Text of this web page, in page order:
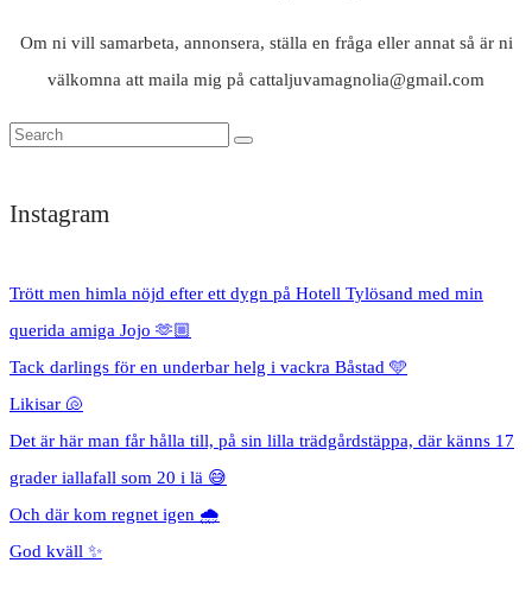
Om ni vill samarbeta, annonsera, ställa en fråga eller annat så är ni
välkomna att maila mig på cattaljuvamagnolia@gmail.com
Instagram
Trött men himla nöjd efter ett dygn på Hotell Tylösand med min
querida amiga Jojo 🫶🏼
Tack darlings för en underbar helg i vackra Båstad 🩵
Likisar 🐚
Det är här man får hålla till, på sin lilla trädgårdstäppa, där känns 17
grader iallafall som 20 i lä 😅
Och där kom regnet igen 🌧️
God kväll ✨